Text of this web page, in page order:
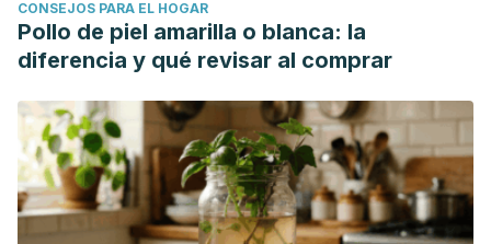
CONSEJOS PARA EL HOGAR
Pollo de piel amarilla o blanca: la
diferencia y qué revisar al comprar